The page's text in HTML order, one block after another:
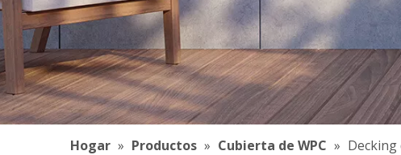
Hogar » Productos » Cubierta de WPC »